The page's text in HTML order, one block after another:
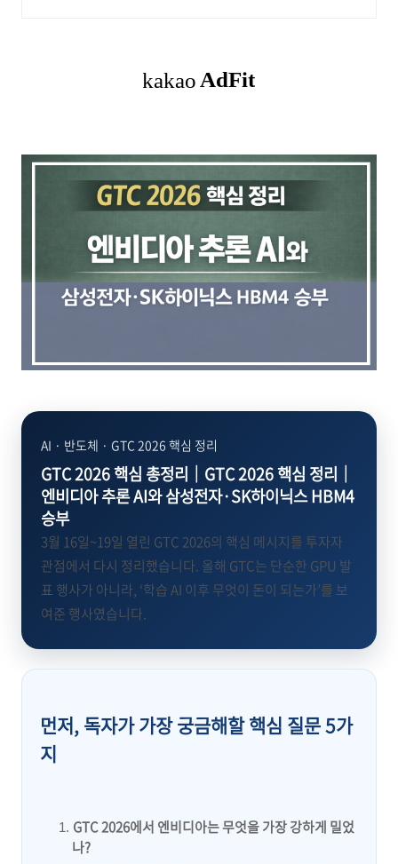
AI · 반도체 · GTC 2026 핵심 정리
GTC 2026 핵심 총정리｜GTC 2026 핵심 정리｜
엔비디아 추론 AI와 삼성전자·SK하이닉스 HBM4
승부
3월 16일~19일 열린 GTC 2026의 핵심 메시지를 투자자
관점에서 다시 정리했습니다. 올해 GTC는 단순한 GPU 발
표 행사가 아니라, ‘학습 AI 이후 무엇이 돈이 되는가’를 보
여준 행사였습니다.
먼저, 독자가 가장 궁금해할 핵심 질문 5가
지
GTC 2026에서 엔비디아는 무엇을 가장 강하게 밀었
나?